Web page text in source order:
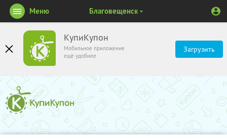
КупиКупон
Мобильное приложение
ещё удобнее
Загрузить
Меню Благовещенск